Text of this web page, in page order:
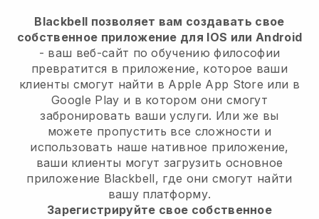
Blackbell позволяет вам создавать свое
собственное приложение для IOS или Android
- ваш веб-сайт по обучению философии
превратится в приложение, которое ваши
клиенты смогут найти в Apple App Store или в
Google Play и в котором они смогут
забронировать ваши услуги. Или же вы
можете пропустить все сложности и
использовать наше нативное приложение,
ваши клиенты могут загрузить основное
приложение Blackbell, где они смогут найти
вашу платформу.
Зарегистрируйте свое собственное